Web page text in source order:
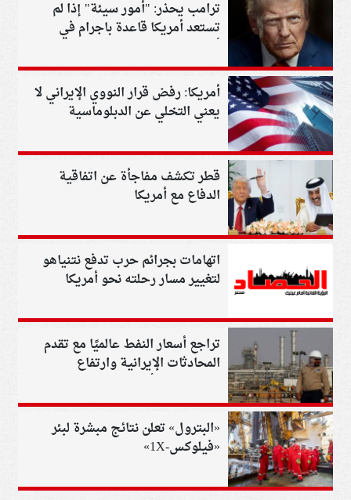
ترامب يحذر: "أمور سيئة" إذا لم
تستعد أمريكا قاعدة باجرام في
أفغانستان
أمريكا: رفض قرار النووي الإيراني لا
يعني التخلي عن الدبلوماسية
قطر تكشف مفاجأة عن اتفاقية
الدفاع مع أمريكا
اتهامات بجرائم حرب تدفع نتنياهو
لتغيير مسار رحلته نحو أمريكا
تراجع أسعار النفط عالميًا مع تقدم
المحادثات الإيرانية وارتفاع
المخزونات الأمريكية
«البترول» تعلن نتائج مبشرة لبئر
«فيلوكس-1X»